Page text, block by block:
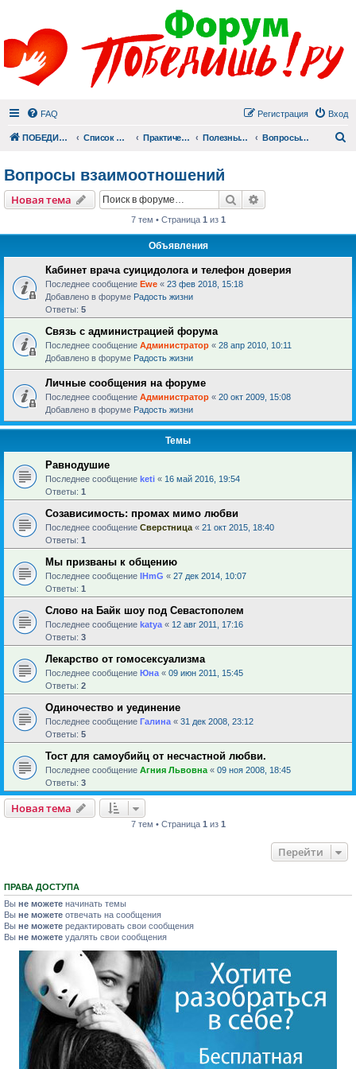
FAQ Вход
Регистрация
ПОБЕДИШЬ.РУ Список форумов Практический раздел Полезные материалы Вопросы взаимоотношений
Вопросы взаимоотношений
Новая тема Поиск
7 тем • Страница 1 из 1
Объявления
Кабинет врача суицидолога и телефон доверия
Последнее сообщение Ewe « 23 фев 2018, 15:18
Добавлено в форуме Радость жизни
Ответы: 5
Связь с администрацией форума
Последнее сообщение Администратор « 28 апр 2010, 10:11
Добавлено в форуме Радость жизни
Личные сообщения на форуме
Последнее сообщение Администратор « 20 окт 2009, 15:08
Добавлено в форуме Радость жизни
Темы
Равнодушие
Последнее сообщение keti « 16 май 2016, 19:54
Ответы: 1
Созависимость: промах мимо любви
Последнее сообщение Сверстница « 21 окт 2015, 18:40
Ответы: 1
Мы призваны к общению
Последнее сообщение IHmG « 27 дек 2014, 10:07
Ответы: 1
Слово на Байк шоу под Севастополем
Последнее сообщение katya « 12 авг 2011, 17:16
Ответы: 3
Лекарство от гомосексуализма
Последнее сообщение Юна « 09 июн 2011, 15:45
Ответы: 2
Одиночество и уединение
Последнее сообщение Галина « 31 дек 2008, 23:12
Ответы: 5
Тост для самоубийц от несчастной любви.
Последнее сообщение Агния Львовна « 09 ноя 2008, 18:45
Ответы: 3
Новая тема
7 тем • Страница 1 из 1
Перейти
ПРАВА ДОСТУПА
Вы не можете начинать темы
Вы не можете отвечать на сообщения
Вы не можете редактировать свои сообщения
Вы не можете удалять свои сообщения